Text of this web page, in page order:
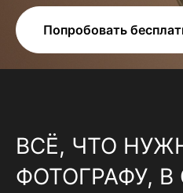
Попробовать
ВСЁ, ЧТО
ФОТОГРАФУ,